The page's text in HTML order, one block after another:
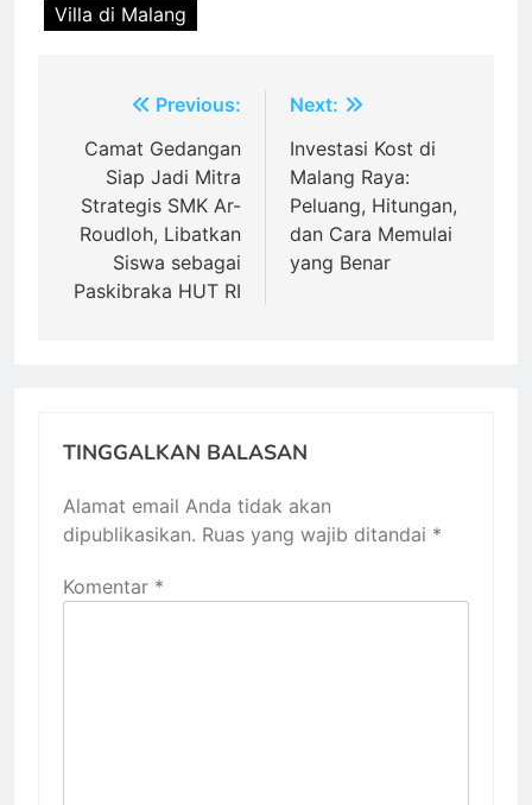
Villa di Malang
Navigasi
pos
Previous:
Camat Gedangan
Siap Jadi Mitra
Strategis SMK Ar-
Roudloh, Libatkan
Siswa sebagai
Paskibraka HUT RI
Next:
Investasi Kost di
Malang Raya:
Peluang, Hitungan,
dan Cara Memulai
yang Benar
TINGGALKAN BALASAN
Alamat email Anda tidak akan
dipublikasikan. Ruas yang wajib ditandai *
Komentar *